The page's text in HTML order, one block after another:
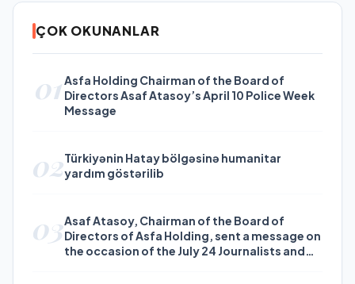
ÇOK OKUNANLAR
01Asfa Holding Chairman of the Board of
Directors Asaf Atasoy’s April 10 Police Week
Message
02Türkiyənin Hatay bölgəsinə humanitar
yardım göstərilib
03Asaf Atasoy, Chairman of the Board of
Directors of Asfa Holding, sent a message on
the occasion of the July 24 Journalists and